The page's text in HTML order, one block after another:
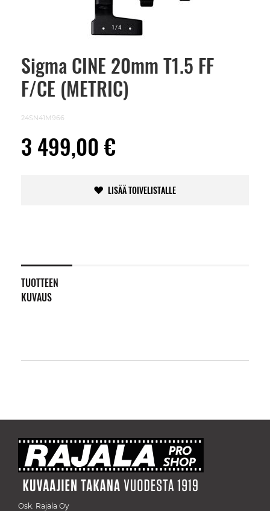
Sigma CINE 20mm T1.5 FF
F/CE (METRIC)
24SN41M966
3 499,00 €
LISÄÄ TOIVELISTALLE
TUOTTEEN
KUVAUS
Skip
beginning
images
Osk. Rajala Oy